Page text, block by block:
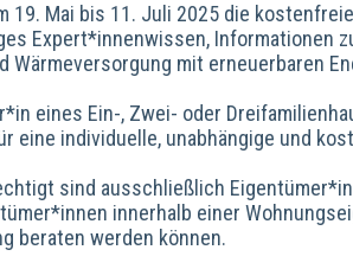
19. Mai bis 11. Juli 2025 die
Expert*innenwissen, Informationen
Wärmeversorgung mit erneuerbaren
eines Ein-, Zwei- oder
eine individuelle, unabhängige und
sind ausschließlich
innerhalb einer
beraten werden können.